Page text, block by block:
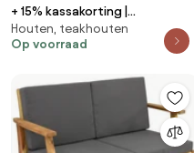
+ 15% kassakorting |
Loungebank Tuin ROUGH | Hout |
2 personen | Tuinbank Old Teak
| Kees Smit Tuinmeubelen
Houten, teakhouten
Op voorraad